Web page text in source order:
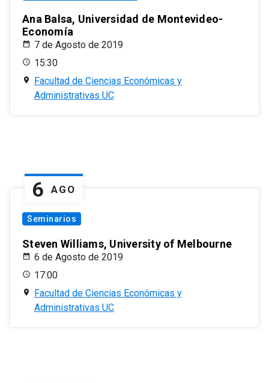
Ana Balsa, Universidad de Montevideo-
Economía
7 de Agosto de 2019
15:30
Facultad de Ciencias Económicas y
Administrativas UC
6 AGO
Seminarios
Steven Williams, University of Melbourne
6 de Agosto de 2019
17:00
Facultad de Ciencias Económicas y
Administrativas UC